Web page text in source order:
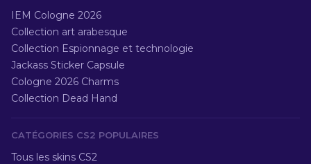
IEM Cologne 2026
Collection art arabesque
Collection Espionnage et technologie
Jackass Sticker Capsule
Cologne 2026 Charms
Collection Dead Hand
CATÉGORIES CS2 POPULAIRES
Tous les skins CS2